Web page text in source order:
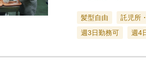
髪型自由 託児所
週3日勤務可
週4